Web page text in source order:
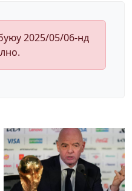
2025/05/06-нд